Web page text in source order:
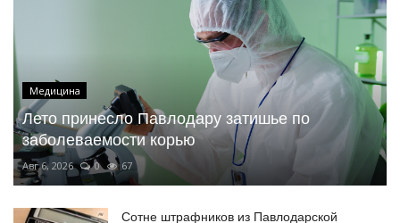
Медицина
Лето принесло Павлодару затишье по
заболеваемости корью
Авг 6, 2026 0 67
Сотне штрафников из Павлодарской